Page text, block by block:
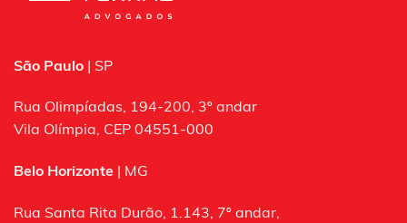
São Paulo | SP
Rua Olimpíadas, 194-200, 3º andar
Vila Olímpia, CEP 04551-000
Belo Horizonte | MG
Rua Santa Rita Durão, 1.143, 7º andar,